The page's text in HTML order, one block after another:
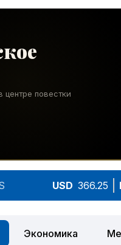
USD 366.25
Экономика